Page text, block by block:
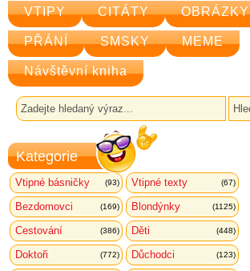
VTIPY CITÁTY OBRÁZKY
PŘÁNÍ SMSKY MEME
Návštěvní kniha
Kategorie
Vtipné básničky (93) Vtipné texty (67)
Bezdomovci (169) Blondýnky (1125)
Cestování (386) Děti (448)
Doktoři (772) Důchodci (123)